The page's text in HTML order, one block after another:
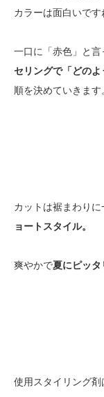
カラーは面白いです
一口に「赤色」と言
セリングで「どの
順を決めていきます
カットは裾まわりに
ョートスタイル。
爽やかで夏にピッタ
使用スタイリング